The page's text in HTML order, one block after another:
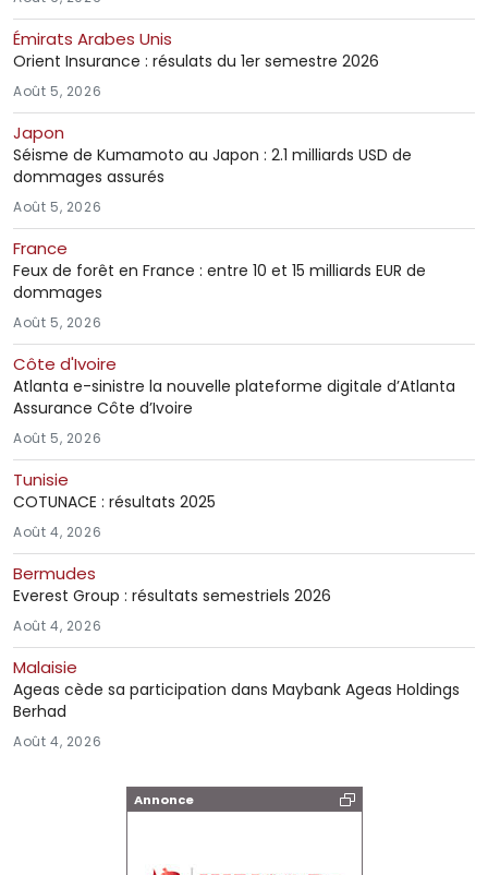
Annonce
Émirats Arabes Unis
Orient Insurance : résulats du 1er semestre 2026
Août 5, 2026
Japon
Séisme de Kumamoto au Japon : 2.1 milliards USD de
dommages assurés
Août 5, 2026
France
Feux de forêt en France : entre 10 et 15 milliards EUR de
dommages
Août 5, 2026
Côte d'Ivoire
Atlanta e-sinistre la nouvelle plateforme digitale d’Atlanta
Assurance Côte d’Ivoire
Août 5, 2026
Tunisie
COTUNACE : résultats 2025
Août 4, 2026
Bermudes
Everest Group : résultats semestriels 2026
Août 4, 2026
Malaisie
Ageas cède sa participation dans Maybank Ageas Holdings
Berhad
Août 4, 2026